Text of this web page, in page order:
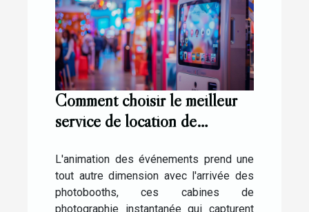
Comment choisir le meilleur
service de location de
événements
L'animation des événements prend une
tout autre dimension avec l'arrivée des
photobooths, ces cabines de
photographie instantanée qui capturent